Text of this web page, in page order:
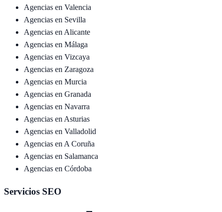
Agencias en Valencia
Agencias en Sevilla
Agencias en Alicante
Agencias en Málaga
Agencias en Vizcaya
Agencias en Zaragoza
Agencias en Murcia
Agencias en Granada
Agencias en Navarra
Agencias en Asturias
Agencias en Valladolid
Agencias en A Coruña
Agencias en Salamanca
Agencias en Córdoba
Servicios SEO